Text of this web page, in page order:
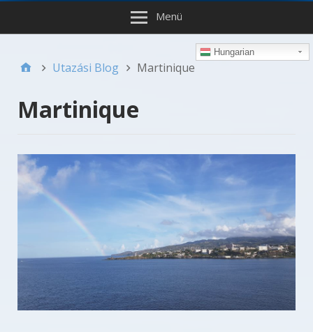
Menü
Hungarian
Utazási Blog Martinique
Martinique